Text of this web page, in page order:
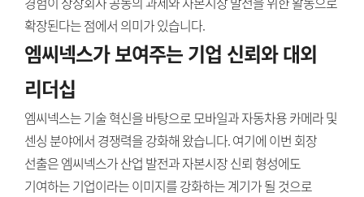
확장된다는 점에서 의미가 있습니다.
엠씨넥스가 보여주는 기업 신뢰와 대외
리더십
엠씨넥스는 기술 혁신을 바탕으로 모바일과 자동차용 카메라 및
센싱 분야에서 경쟁력을 강화해 왔습니다. 여기에 이번 회장
선출은 엠씨넥스가 산업 발전과 자본시장 신뢰 형성에도
기여하는 기업이라는 이미지를 강화하는 계기가 될 것으로